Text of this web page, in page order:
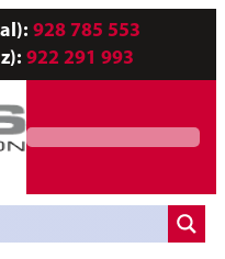
928 785 553
922 291 993